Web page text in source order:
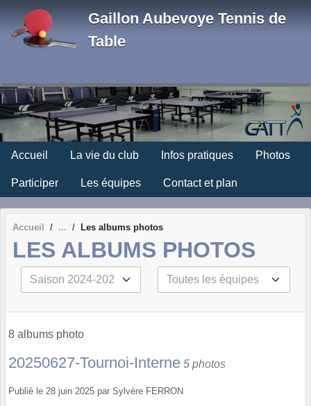
Gaillon Aubevoye Tennis de
Table
Accueil La vie du club Infos pratiques Photos
Participer Les équipes Contact et plan
Accueil Les albums photos
LES ALBUMS PHOTOS
8 albums photo
20250627-Tournoi-Interne 5 photos
Publié le 28 juin 2025 par Sylvère FERRON
Panneau de gestion des cookies